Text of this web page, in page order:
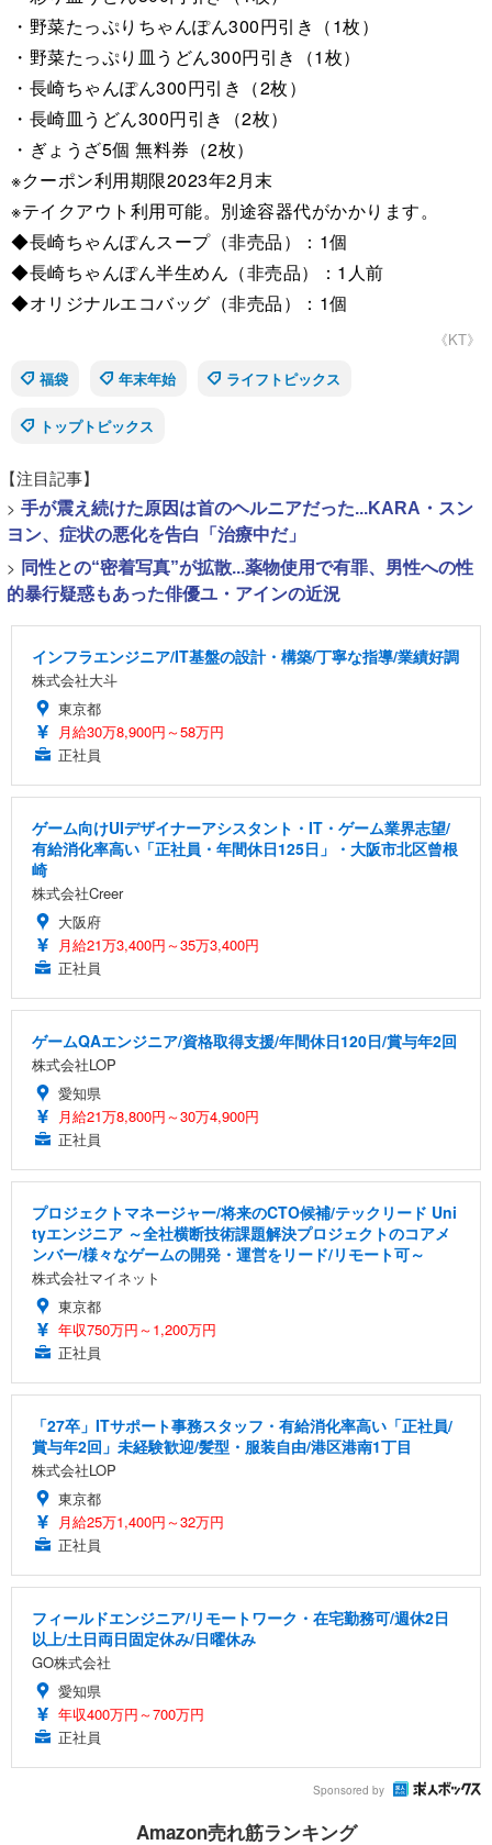
・野菜たっぷりちゃんぽん300円引き（1枚）
・野菜たっぷり皿うどん300円引き（1枚）
・長崎ちゃんぽん300円引き（2枚）
・長崎皿うどん300円引き（2枚）
・ぎょうざ5個 無料券（2枚）
※クーポン利用期限2023年2月末
※テイクアウト利用可能。別途容器代がかかります。
◆長崎ちゃんぽんスープ（非売品）：1個
◆長崎ちゃんぽん半生めん（非売品）：1人前
◆オリジナルエコバッグ（非売品）：1個
《KT》
福袋
年末年始 ライフトピックス
トップトピックス
【注目記事】
> 手が震え続けた原因は首のヘルニアだった...KARA・スン
ヨン、症状の悪化を告白「治療中だ」
> 同性との“密着写真”が拡散...薬物使用で有罪、男性への性
的暴行疑惑もあった俳優ユ・アインの近況
インフラエンジニア/IT基盤の設計・構築/丁寧な指導/業績好調
株式会社大斗
東京都
月給30万8,900円～58万円
正社員
ゲーム向けUIデザイナーアシスタント・IT・ゲーム業界志望/
有給消化率高い「正社員・年間休日125日」・大阪市北区曾根
崎
株式会社Creer
大阪府
月給21万3,400円～35万3,400円
正社員
ゲームQAエンジニア/資格取得支援/年間休日120日/賞与年2回
株式会社LOP
愛知県
月給21万8,800円～30万4,900円
正社員
プロジェクトマネージャー/将来のCTO候補/テックリード Uni
tyエンジニア ～全社横断技術課題解決プロジェクトのコアメ
ンバー/様々なゲームの開発・運営をリード/リモート可～
株式会社マイネット
東京都
年収750万円～1,200万円
正社員
「27卒」ITサポート事務スタッフ・有給消化率高い「正社員/
賞与年2回」未経験歓迎/髪型・服装自由/港区港南1丁目
株式会社LOP
東京都
月給25万1,400円～32万円
正社員
フィールドエンジニア/リモートワーク・在宅勤務可/週休2日
以上/土日両日固定休み/日曜休み
GO株式会社
愛知県
年収400万円～700万円
正社員
Sponsored by
Amazon売れ筋ランキング